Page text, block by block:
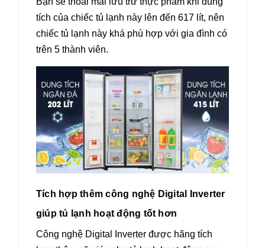
tích của chiếc tủ lạnh này lên đến 617 lít, nên
chiếc tủ lạnh này khá phù hợp với gia đình có
trên 5 thành viên.
Tích hợp thêm công nghệ Digital Inverter
giúp tủ lạnh hoạt động tốt hơn
Công nghệ Digital Inverter được hãng tích